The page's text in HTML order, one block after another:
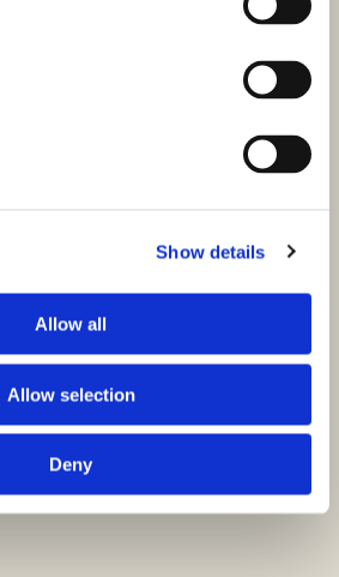
Show details
Allow all
Allow selection
Deny